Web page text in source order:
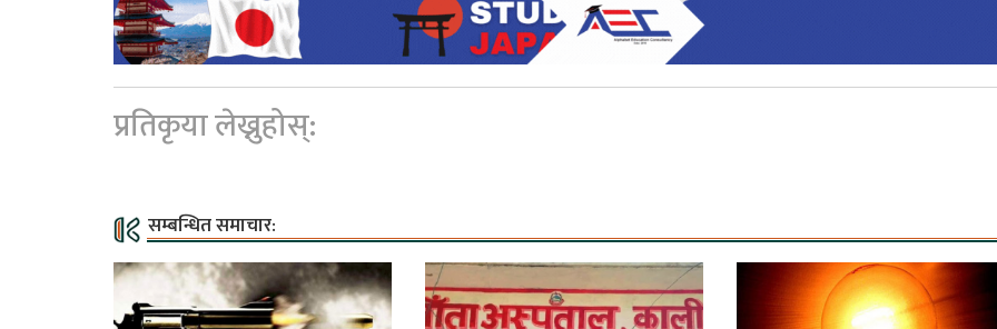
प्रतिकृया लेख्नुहोस्:
सम्बन्धित समाचार: